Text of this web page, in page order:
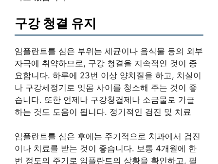
구강 청결 유지
임플란트를 심은 부위는 세균이나 음식물 등의 외부
자극에 취약하므로, 구강 청결을 지속적인 것이 중
요합니다. 하루에 23번 이상 양치질을 하고, 치실이
나 구강세정기로 잇몸 사이를 청소해 주는 것이 좋
습니다. 또한 언제나 구강청결제나 소금물로 가글
하는 것도 도움이 됩니다. 정기적인 검진 및 치료
임플란트를 심은 후에는 주기적으로 치과에서 검진
이나 치료를 받는 것이 좋습니다. 보통 4개월에 한
번 정도의 주기로 임플란트의 상황을 확인하고, 필